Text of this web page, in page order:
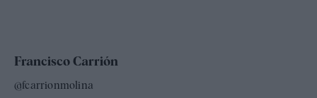
Francisco Carrión
@fcarrionmolina